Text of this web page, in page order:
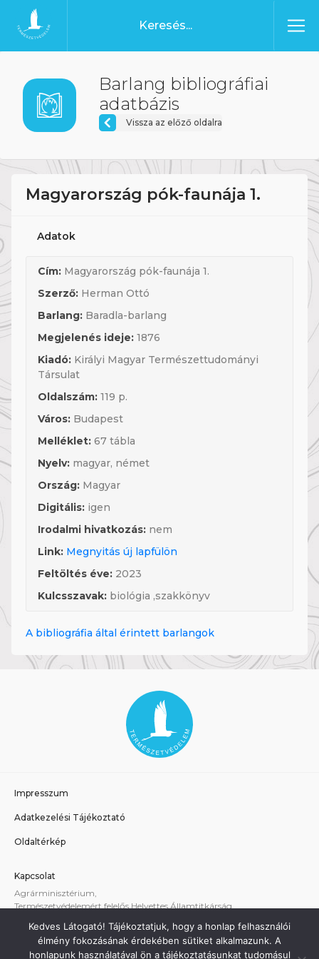
Ugrás a tartalomhoz
Főoldal
Barlang bibliográfiai
adatbázis
Vissza az előző oldalra
Magyarország pók-faunája 1.
Adatok
Cím: Magyarország pók-faunája 1.
Szerző: Herman Ottó
Barlang: Baradla-barlang
Megjelenés ideje: 1876
Kiadó: Királyi Magyar Természettudományi
Társulat
Oldalszám: 119 p.
Város: Budapest
Melléklet: 67 tábla
Nyelv: magyar, német
Ország: Magyar
Digitális: igen
Irodalmi hivatkozás: nem
Link: Megnyitás új lapfülön
Feltöltés éve: 2023
Kulcsszavak: biológia ,szakkönyv
A bibliográfia által érintett barlangok
Impresszum
Adatkezelési Tájékoztató
Oldaltérkép
Kapcsolat
Agrárminisztérium,
Természetvédelemért felelős Helyettes Államtitkárság
A weboldallal kapcsolatos technikai támogatás:
termeszetvedelem@am.gov.hu
Kedves Látogató! Tájékoztatjuk, hogy a honlap felhasználói
élmény fokozásának érdekében sütiket alkalmazunk. A
honlapunk használatával ön a tájékoztatásunkat tudomásul